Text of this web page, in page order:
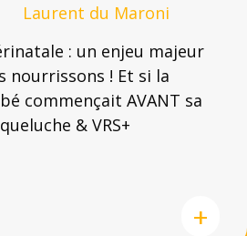
Laurent du Maroni
: un enjeu majeur
nourrissons ! Et si la
commençait AVANT sa
& VRS+
+